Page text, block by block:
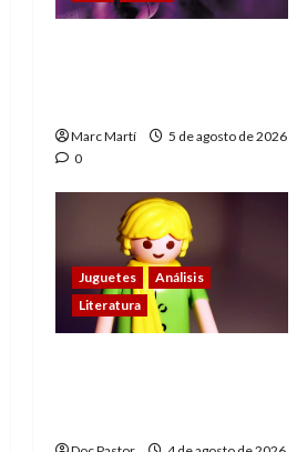
Marc Martí
5 de agosto de 2026
0
Juguetes
Análisis
Literatura